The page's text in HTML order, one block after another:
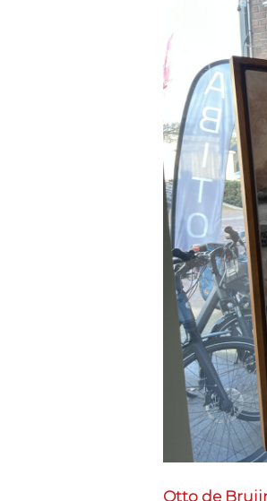
Otto de